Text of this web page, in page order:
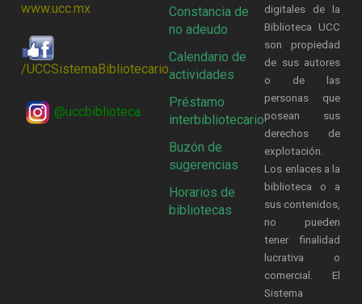
www.ucc.mx
/UCCSistemaBibliotecario
@uccbiblioteca
Constancia de
no adeudo
Calendario de
actividades
Préstamo
interbibliotecario
Buzón de
sugerencias
Horarios de
bibliotecas
digitales de la
Biblioteca UCC
son propiedad
de sus autores
o de las
personas que
posean sus
derechos de
explotación.
Los enlaces a la
biblioteca o a
sus contenidos,
no pueden
tener finalidad
lucrativa o
comercial. El
Sistema